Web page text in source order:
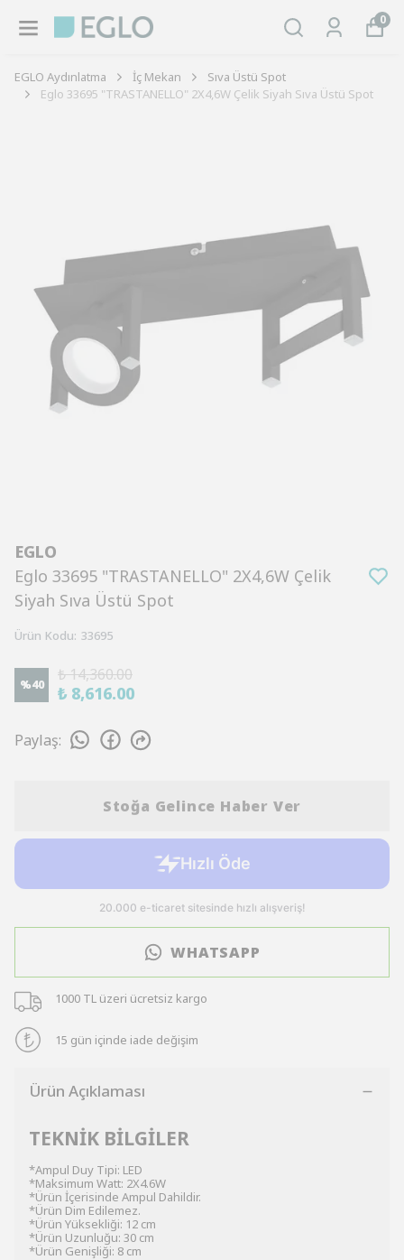
0
EGLO Aydınlatma İç Mekan
Sıva Üstü Spot
Eglo 33695 "TRASTANELLO" 2X4,6W Çelik Siyah Sıva Üstü Spot
EGLO
Eglo 33695 "TRASTANELLO" 2X4,6W Çelik
Siyah Sıva Üstü Spot
Ürün Kodu: 33695
%40
₺ 14,360.00
₺ 8,616.00
Paylaş:
Stoğa Gelince Haber Ver
WHATSAPP
1000 TL üzeri ücretsiz kargo
15 gün içinde iade değişim
Ürün Açıklaması
TEKNİK BİLGİLER
*Ampul Duy Tipi: LED
*Maksimum Watt: 2X4.6W
*Ürün İçerisinde Ampul Dahildir.
*Ürün Dim Edilemez.
*Ürün Yüksekliği: 12 cm
*Ürün Uzunluğu: 30 cm
*Ürün Genişliği: 8 cm